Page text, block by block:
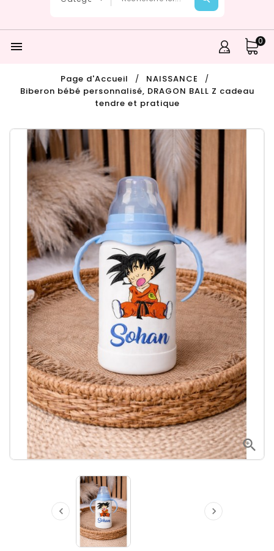
 0
Page d'Accueil
NAISSANCE
Biberon bébé personnalisé, DRAGON BALL Z cadeau
tendre et pratique

 